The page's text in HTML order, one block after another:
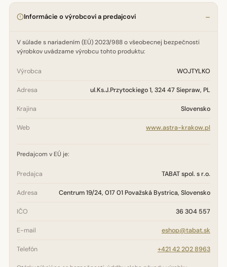
Informácie o výrobcovi a predajcovi
V súlade s nariadením (EÚ) 2023/988 o všeobecnej bezpečnosti
výrobkov uvádzame výrobcu tohto produktu:
Výrobca WOJTYLKO
Adresa ul.Ks.J.Przytockiego 1, 324 47 Siepraw, PL
Krajina Slovensko
Web www.astra-krakow.pl
Predajcom v EÚ je:
Predajca TABAT spol. s r.o.
Adresa Centrum 19/24, 017 01 Považská Bystrica, Slovensko
IČO 36 304 557
E-mail eshop@tabat.sk
Telefón +421 42 202 8963